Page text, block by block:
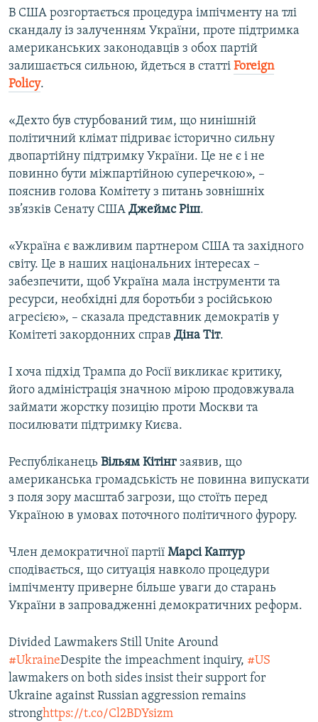
В США розгортається процедура імпічменту на тлі
скандалу із залученням України, проте підтримка
американських законодавців з обох партій
залишається сильною, йдеться в статті Foreign
Policy.
«Дехто був стурбований тим, що нинішній
політичний клімат підриває історично сильну
двопартійну підтримку України. Це не є і не
повинно бути міжпартійною суперечкою», –
пояснив голова Комітету з питань зовнішніх
зв’язків Сенату США Джеймс Ріш.
«Україна є важливим партнером США та західного
світу. Це в наших національних інтересах –
забезпечити, щоб Україна мала інструменти та
ресурси, необхідні для боротьби з російською
агресією», – сказала представник демократів у
Комітеті закордонних справ Діна Тіт.
І хоча підхід Трампа до Росії викликає критику,
його адміністрація значною мірою продовжувала
займати жорстку позицію проти Москви та
посилювати підтримку Києва.
Республіканець Вільям Кітінг заявив, що
американська громадськість не повинна випускати
з поля зору масштаб загрози, що стоїть перед
Україною в умовах поточного політичного фурору.
Член демократичної партії Марсі Каптур
сподівається, що ситуація навколо процедури
імпічменту приверне більше уваги до старань
України в запровадженні демократичних реформ.
Divided Lawmakers Still Unite Around
#UkraineDespite the impeachment inquiry, #US
lawmakers on both sides insist their support for
Ukraine against Russian aggression remains
stronghttps://t.co/Cl2BDYsizm